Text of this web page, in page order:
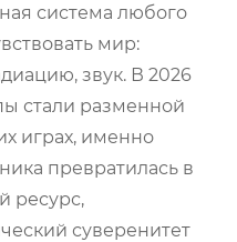
система любого
мир:
звук. В 2026
стали разменной
играх, именно
превратилась в
ресурс,
суверенитет